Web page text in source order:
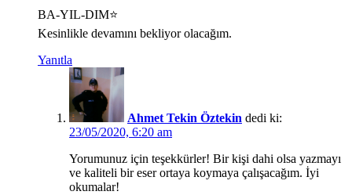
BA-YIL-DIM⭐
Kesinlikle devamını bekliyor olacağım.
Yanıtla
Ahmet Tekin Öztekin dedi ki:
23/05/2020, 6:20 am
Yorumunuz için teşekkürler! Bir kişi dahi olsa yazmayı
ve kaliteli bir eser ortaya koymaya çalışacağım. İyi
okumalar!